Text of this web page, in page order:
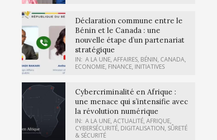
Déclaration commune entre le
Bénin et le Canada : une
nouvelle étape d’un partenariat
stratégique
IN: A LA UNE, AFFAIRES, BÉNIN, CANADA,
ECONOMIE, FINANCE, INITIATIVES
Cybercriminalité en Afrique :
une menace qui s’intensifie avec
la révolution numérique
IN: A LA UNE, ACTUALITÉ, AFRIQUE,
CYBERSÉCURITÉ, DIGITALISATION, SÛRETÉ
& SÉCURITÉ